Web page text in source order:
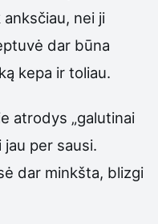
nei ji
dar būna
kepa ir toliau.
atrodys „galutinai
jau per sausi.
dar minkšta, blizgi